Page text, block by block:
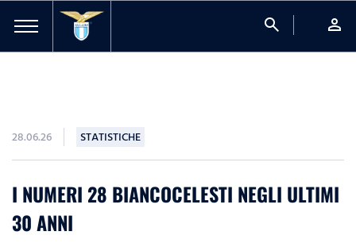
search person
28.06.26 STATISTICHE
I NUMERI 28 BIANCOCELESTI NEGLI ULTIMI
30 ANNI